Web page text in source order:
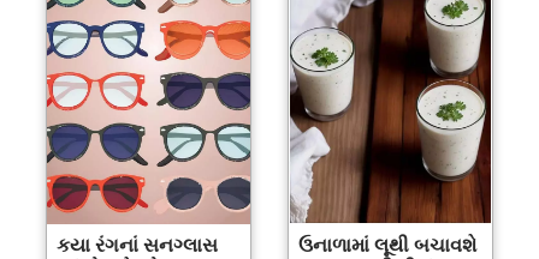
કયા રંગનાં સનગ્લાસ
ઉનાળામાં લૂથી બચાવશે